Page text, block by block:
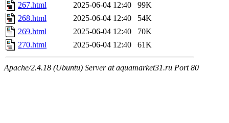
267.html
2025-06-04 12:40
99K
268.html
2025-06-04 12:40
54K
269.html
2025-06-04 12:40
70K
270.html
2025-06-04 12:40 61K
Apache/2.4.18 (Ubuntu) Server at aquamarket31.ru Port 80